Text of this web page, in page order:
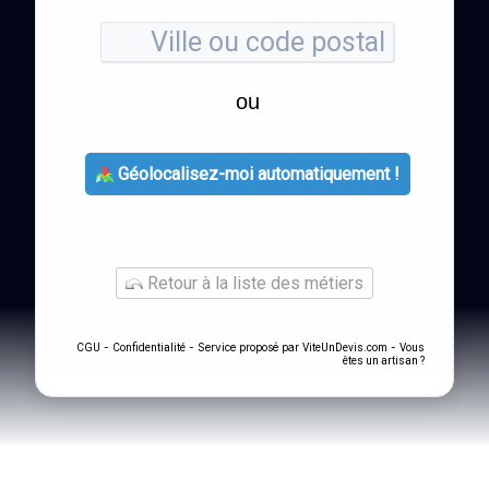
ou
Géolocalisez-moi automatiquement !
Retour à la liste des métiers
CGU - Confidentialité - Service proposé par ViteUnDevis.com - Vous
êtes un artisan ?